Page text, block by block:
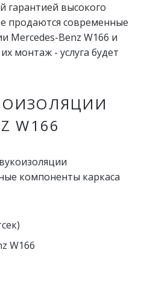
гарантией высокого
продаются современные
Mercedes-Benz W166 и
монтаж - услуга будет
W166
компоненты каркаса
W166